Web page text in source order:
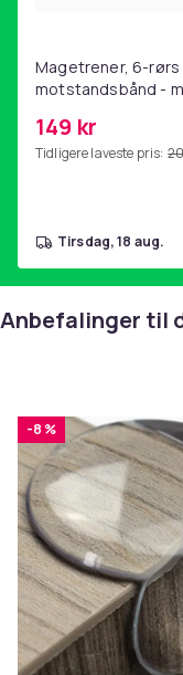
Magetrener, 6-
motstandsbånd -
hjemmegymnastikk
149 kr
Tidligere laveste pris:
tirsdag, 18 aug.
Anbefalinger til
-8 %